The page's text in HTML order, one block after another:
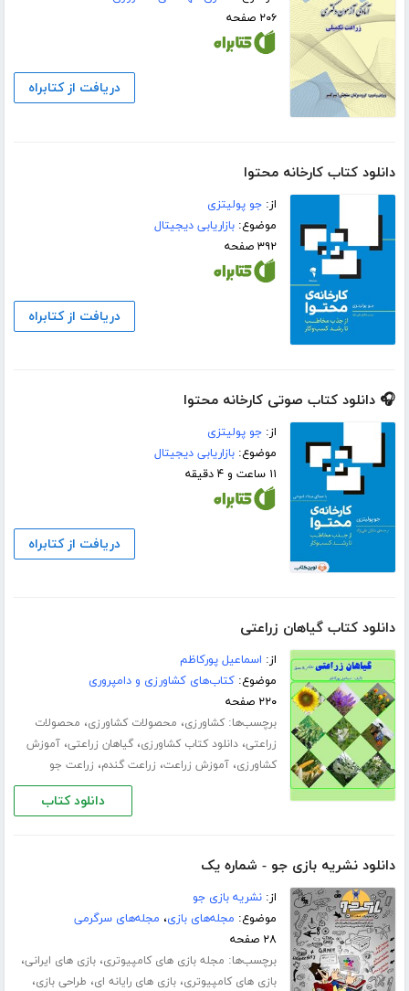
۲۰۶ صفحه
دریافت از کتابراه
دانلود کتاب کارخانه محتوا
از:جو پولیتزی
موضوع:بازاریابی دیجیتال
۳۹۲ صفحه
دریافت از کتابراه
🎧 دانلود کتاب صوتی کارخانه محتوا
از:جو پولیتزی
موضوع:بازاریابی دیجیتال
۱۱ ساعت و ۴ دقیقه
دریافت از کتابراه
دانلود کتاب گیاهان زراعتی
از: اسماعیل پورکاظم
موضوع:کتاب‌های کشاورزی و دامپروری
۲۲۰ صفحه
برچسب‌ها:کشاورزی، محصولات کشاورزی، محصولات
زراعتی،دانلود کتاب کشاورزی،گیاهان زراعتی،آموزش
کشاورزی،آموزش زراعت، زراعت گندم، زراعت جو
دانلود کتاب
دانلود نشریه بازی جو - شماره یک
از:نشریه بازی جو
موضوع: مجله‌های بازی، مجله‌های سرگرمی
۲۸ صفحه
برچسب‌ها: مجله بازی های کامپیوتری،بازی های ایرانی،
بازی های کامپیوتری،بازی های رایانه ای، طراحی بازی،